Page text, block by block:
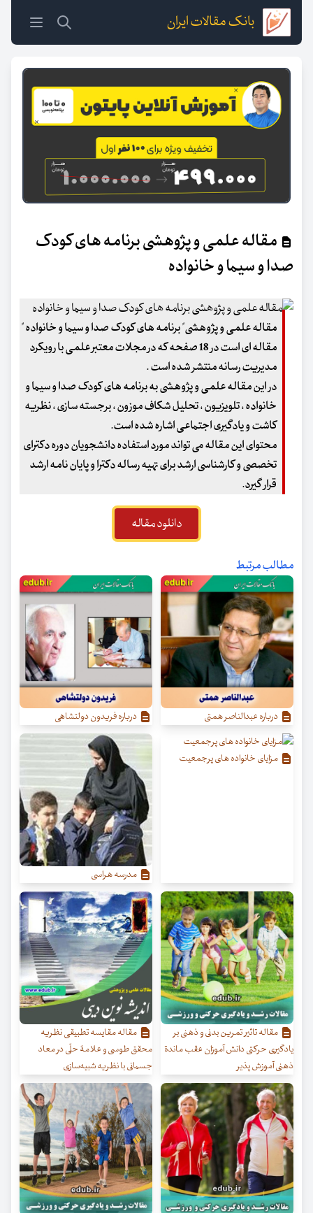
بانک مقالات ایران
مقاله علمی و پژوهشی برنامه های کودک
صدا و سیما و خانواده
مقاله علمی و پژوهشی" برنامه های کودک صدا و سیما و خانواده "
مقاله ای است در 18 صفحه که در مجلات معتبر علمی با رویکرد
مدیریت رسانه منتشر شده است .
در این مقاله علمی و پژوهشی به برنامه های کودک صدا و سیما و
خانواده ، تلویزیون ، تحلیل شکاف موزون ، برجسته سازی ، نظریه
کاشت و یادگیری اجتماعی اشاره شده است.
محتوای این مقاله می تواند مورد استفاده دانشجویان دوره دکترای
تخصصی و کارشناسی ارشد برای تهیه رساله دکترا و پایان نامه ارشد
قرار گیرد.
دانلود مقاله
مطالب مرتبط
درباره عبدالناصر همتی درباره فریدون دولتشاهی
مزایای خانواده های پرجمعیت
مدرسه هراسی
مقاله تاثیر تمرین بدنی و ذهنی بر
یادگیری حرکتی دانش آموزان عقب ماندة
ذهنی آموزش پذیر
مقاله مقایسه تطبیقی نظریه
محقق طوسی و علامۀ حلّی در معاد
جسمانی با نظریه شبیه‌سازی